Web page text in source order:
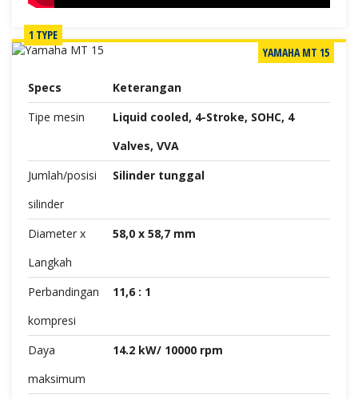
YAMAHA MT 15
1 TYPE
Specs
Keterangan
Tipe mesin
Liquid cooled, 4-Stroke, SOHC, 4
Valves, VVA
Jumlah/posisi
silinder
Silinder tunggal
Diameter x
Langkah
58,0 x 58,7 mm
Perbandingan
kompresi
11,6 : 1
Daya
maksimum
14.2 kW/ 10000 rpm